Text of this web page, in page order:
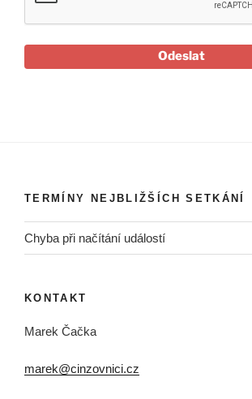
Odeslat
TERMÍNY NEJBLIŽŠÍCH SETKÁNÍ
Chyba při načítání událostí
KONTAKT
Marek Čačka
marek@cinzovnici.cz